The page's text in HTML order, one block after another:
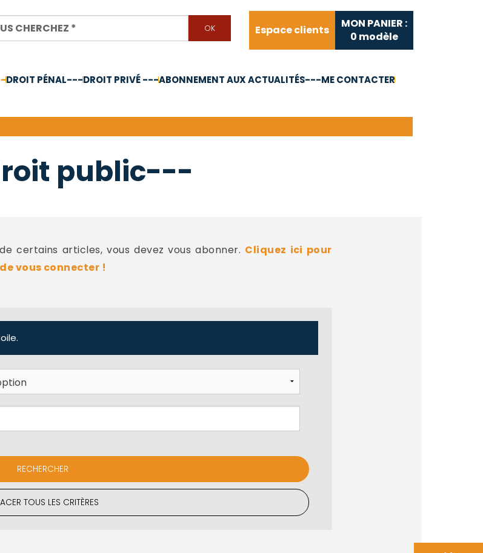
Espace clients
MON PANIER :
0 modèle
DROIT PÉNAL---DROIT PRIVÉ ---ABONNEMENT AUX ACTUALITÉS---ME CONTACTER
public---
certains articles, vous devez vous abonner. Cliquez ici pour
vous connecter !
TOUS LES CRITÈRES